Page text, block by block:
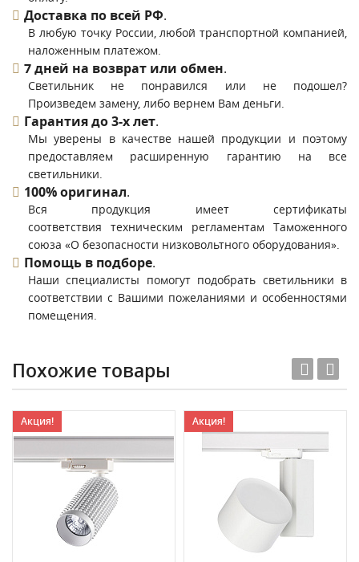
Доставка по всей РФ.
В любую точку России, любой транспортной компанией,
наложенным платежом.
7 дней на возврат или обмен.
Светильник не понравился или не подошел?
Произведем замену, либо вернем Вам деньги.
Гарантия до 3-х лет.
Мы уверены в качестве нашей продукции и поэтому
предоставляем расширенную гарантию на все
светильники.
100% оригинал.
Вся продукция имеет сертификаты
соответствия техническим регламентам Таможенного
союза «О безопасности низковольтного оборудования».
Помощь в подборе.
Наши специалисты помогут подобрать светильники в
соответствии с Вашими пожеланиями и особенностями
помещения.
Похожие товары
Акция! Акция!